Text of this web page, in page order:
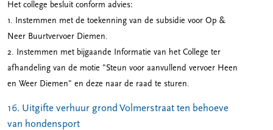
Het college besluit conform advies:
1. Instemmen met de toekenning van de subsidie voor Op &
Neer Buurtvervoer Diemen.
2. Instemmen met bijgaande Informatie van het College ter
afhandeling van de motie "Steun voor aanvullend vervoer Heen
en Weer Diemen" en deze naar de raad te sturen.
16. Uitgifte verhuur grond Volmerstraat ten behoeve
van hondensport